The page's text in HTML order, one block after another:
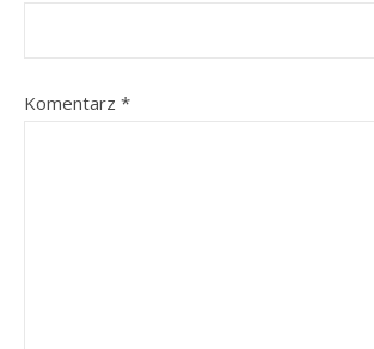
Komentarz *